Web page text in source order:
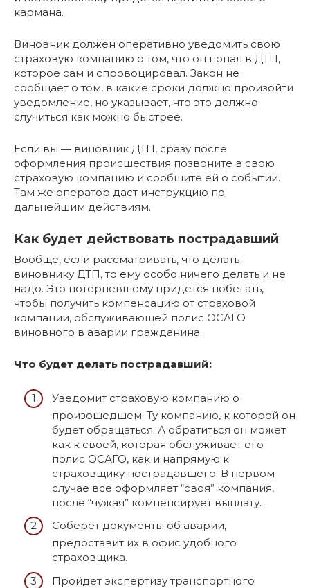
кармана.
Виновник должен оперативно уведомить свою
страховую компанию о том, что он попал в ДТП,
которое сам и спровоцировал. Закон не
сообщает о том, в какие сроки должно произойти
уведомление, но указывает, что это должно
случиться как можно быстрее.
Если вы — виновник ДТП, сразу после
оформления происшествия позвоните в свою
страховую компанию и сообщите ей о событии.
Там же оператор даст инструкцию по
дальнейшим действиям.
Как будет действовать пострадавший
Вообще, если рассматривать, что делать
виновнику ДТП, то ему особо ничего делать и не
надо. Это потерпевшему придется побегать,
чтобы получить компенсацию от страховой
компании, обслуживающей полис ОСАГО
виновного в аварии гражданина.
Что будет делать пострадавший:
Уведомит страховую компанию о
произошедшем. Ту компанию, к которой он
будет обращаться. А обратиться он может
как к своей, которая обслуживает его
полис ОСАГО, как и напрямую к
страховщику пострадавшего. В первом
случае все оформляет “своя” компания,
после “чужая” компенсирует выплату.
Соберет документы об аварии,
предоставит их в офис удобного
страховщика.
Пройдет экспертизу транспортного